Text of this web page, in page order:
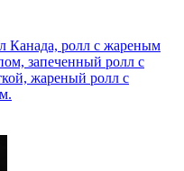
Канада, ролл с жареным
запеченный ролл с
жареный ролл с